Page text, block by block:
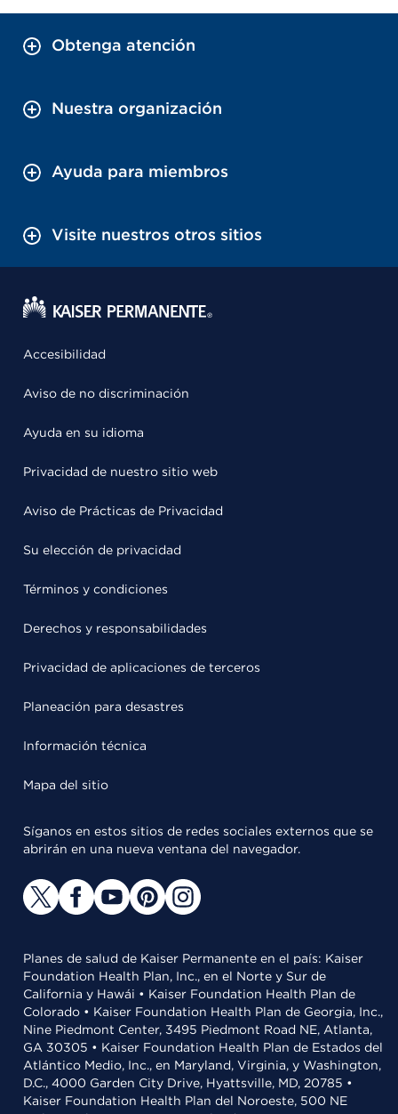
Obtenga atención
Nuestra organización
Ayuda para miembros
Visite nuestros otros sitios
Accesibilidad
Aviso de no discriminación
Ayuda en su idioma
Privacidad de nuestro sitio web
Aviso de Prácticas de Privacidad
Su elección de privacidad
Términos y condiciones
Derechos y responsabilidades
Privacidad de aplicaciones de terceros
Planeación para desastres
Información técnica
Mapa del sitio
Síganos en estos sitios de redes sociales externos que se
abrirán en una nueva ventana del navegador.
Planes de salud de Kaiser Permanente en el país: Kaiser
Foundation Health Plan, Inc., en el Norte y Sur de
California y Hawái • Kaiser Foundation Health Plan de
Colorado • Kaiser Foundation Health Plan de Georgia, Inc.,
Nine Piedmont Center, 3495 Piedmont Road NE, Atlanta,
GA 30305 • Kaiser Foundation Health Plan de Estados del
Atlántico Medio, Inc., en Maryland, Virginia, y Washington,
D.C., 4000 Garden City Drive, Hyattsville, MD, 20785 •
Kaiser Foundation Health Plan del Noroeste, 500 NE